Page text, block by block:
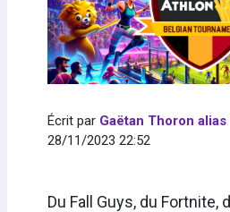
Écrit par Gaëtan Thoron alias
28/11/2023 22:52
Du Fall Guys, du Fortnite,